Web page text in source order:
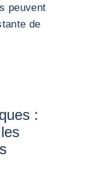
peuvent
de
: